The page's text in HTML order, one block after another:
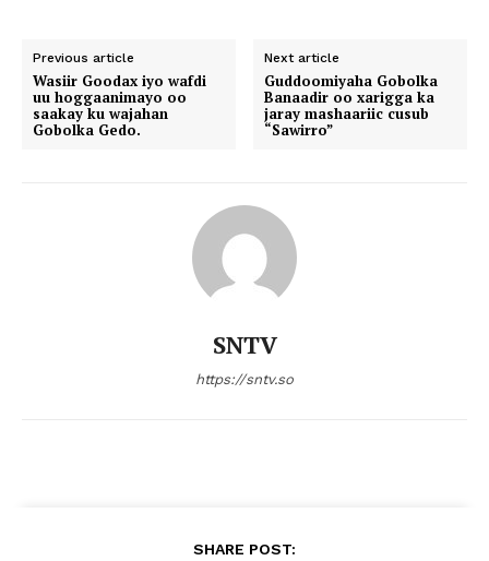
Previous article
Wasiir Goodax iyo wafdi
uu hoggaanimayo oo
saakay ku wajahan
Gobolka Gedo.
Next article
Guddoomiyaha Gobolka
Banaadir oo xarigga ka
jaray mashaariic cusub
“Sawirro”
SNTV
https://sntv.so
SHARE POST: